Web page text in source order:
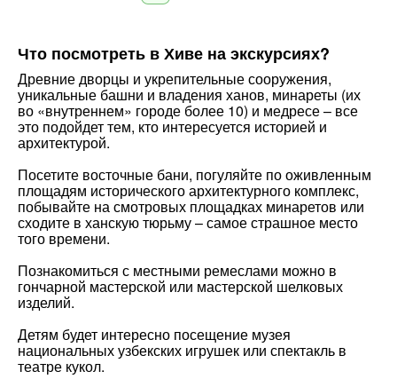
Что посмотреть в Хиве на экскурсиях?
Древние дворцы и укрепительные сооружения,
уникальные башни и владения ханов, минареты (их
во «внутреннем» городе более 10) и медресе – все
это подойдет тем, кто интересуется историей и
архитектурой.
Посетите восточные бани, погуляйте по оживленным
площадям исторического архитектурного комплекс,
побывайте на смотровых площадках минаретов или
сходите в ханскую тюрьму – самое страшное место
того времени.
Познакомиться с местными ремеслами можно в
гончарной мастерской или мастерской шелковых
изделий.
Детям будет интересно посещение музея
национальных узбекских игрушек или спектакль в
театре кукол.